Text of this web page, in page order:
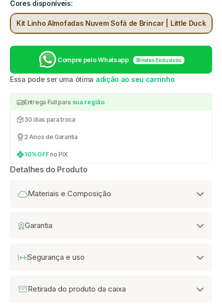
Cores disponíveis:
Kit Linho Almofadas Nuvem Sofá de Brincar | Little Duck
Compre pelo Whatsapp Brindes Exclusivos
Essa pode ser uma ótima adição ao seu carrinho
Entrega Full para sua região
30 dias para troca
2 Anos de Garantia
10%OFFno PIX
Detalhes do Produto
Materiais e Composição
Garantia
Segurança e uso
Retirada do produto da caixa